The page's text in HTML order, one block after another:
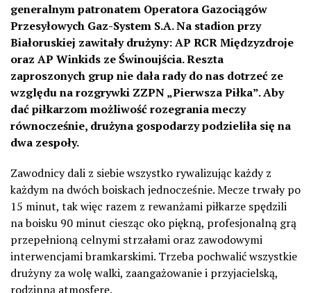
generalnym patronatem Operatora Gazociągów
Przesyłowych Gaz-System S.A. Na stadion przy
Białoruskiej zawitały drużyny: AP RCR Międzyzdroje
oraz AP Winkids ze Świnoujścia. Reszta
zaproszonych grup nie dała rady do nas dotrzeć ze
względu na rozgrywki ZZPN „Pierwsza Piłka”. Aby
dać piłkarzom możliwość rozegrania meczy
równocześnie, drużyna gospodarzy podzieliła się na
dwa zespoły.
Zawodnicy dali z siebie wszystko rywalizując każdy z
każdym na dwóch boiskach jednocześnie. Mecze trwały po
15 minut, tak więc razem z rewanżami piłkarze spędzili
na boisku 90 minut ciesząc oko piękną, profesjonalną grą
przepełnioną celnymi strzałami oraz zawodowymi
interwencjami bramkarskimi. Trzeba pochwalić wszystkie
drużyny za wolę walki, zaangażowanie i przyjacielską,
rodzinną atmosferę.